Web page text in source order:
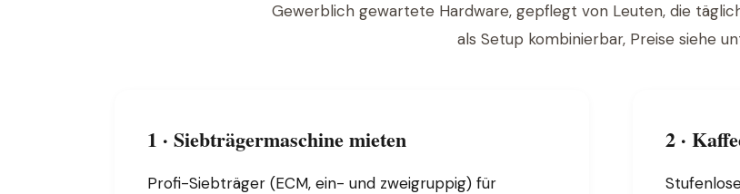
Gewerblich gewartete Hardware, gepflegt von Leuten, die
als Setup kombinierbar, Preise siehe
1 · Siebträgermaschine mieten
Profi-Siebträger (ECM, ein- und zweigruppig) für
2 ·